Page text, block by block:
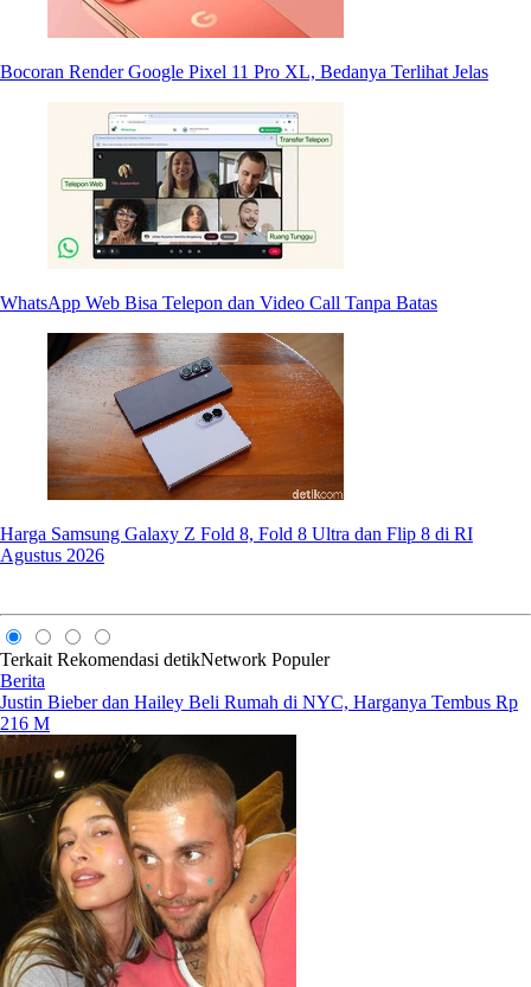
Bocoran Render Google Pixel 11 Pro XL, Bedanya Terlihat Jelas
WhatsApp Web Bisa Telepon dan Video Call Tanpa Batas
Harga Samsung Galaxy Z Fold 8, Fold 8 Ultra dan Flip 8 di RI
Agustus 2026
Terkait Rekomendasi detikNetwork Populer
Berita
Justin Bieber dan Hailey Beli Rumah di NYC, Harganya Tembus Rp
216 M